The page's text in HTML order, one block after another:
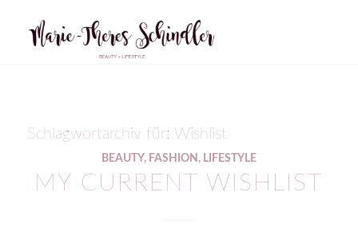
Schlagwortarchiv für: Wishlist
BEAUTY, FASHION , LIFESTYLE
MY CURRENT WISHLIST